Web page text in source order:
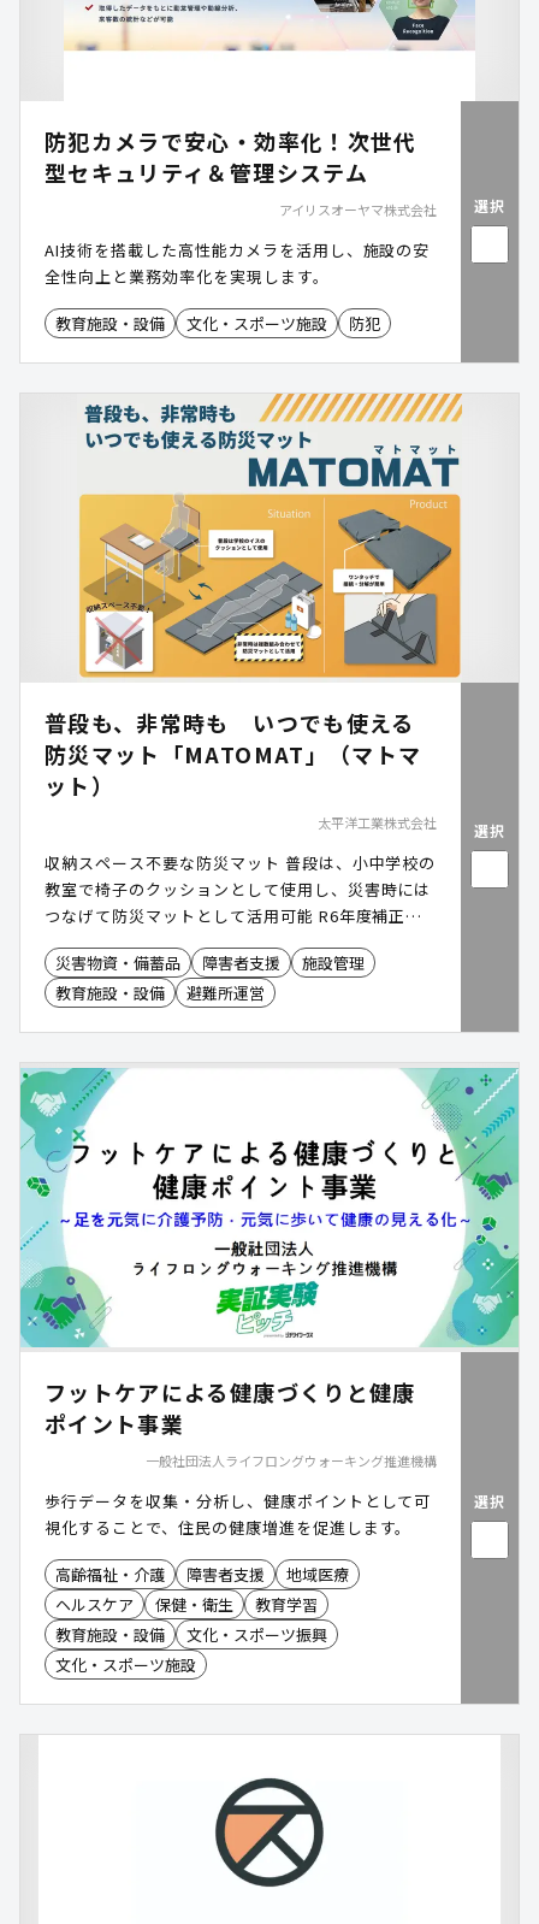
防犯カメラで安心・効率化！次世代
型セキュリティ＆管理システム
アイリスオーヤマ株式会社
AI技術を搭載した高性能カメラを活用し、施設の安
全性向上と業務効率化を実現します。
教育施設・設備 文化・スポーツ施設 防犯
選択
普段も、非常時も いつでも使える
防災マット「MATOMAT」（マトマ
ット）
太平洋工業株式会社
収納スペース不要な防災マット 普段は、小中学校の
教室で椅子のクッションとして使用し、災害時には
つなげて防災マットとして活用可能 R6年度補正予
算「地域防災緊急整備型」活用による導入事例 あり
災害物資・備蓄品
障害者支援
施設管理
教育施設・設備
避難所運営
選択
フットケアによる健康づくりと健康
ポイント事業
一般社団法人ライフロングウォーキング推進機構
歩行データを収集・分析し、健康ポイントとして可
視化することで、住民の健康増進を促進します。
高齢福祉・介護 障害者支援
地域医療
ヘルスケア
保健・衛生
教育学習
教育施設・設備
文化・スポーツ振興
文化・スポーツ施設
選択